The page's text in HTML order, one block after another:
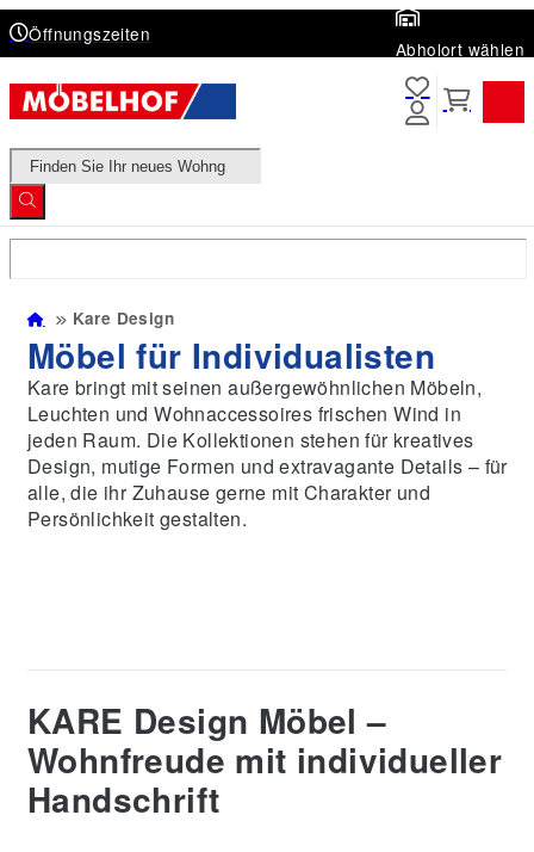
Öffnungszeiten
Abholort wählen
Products
search
Kare Design
Möbel für Individualisten
Kare bringt mit seinen außergewöhnlichen Möbeln,
Leuchten und Wohnaccessoires frischen Wind in
jeden Raum. Die Kollektionen stehen für kreatives
Design, mutige Formen und extravagante Details – für
alle, die ihr Zuhause gerne mit Charakter und
Persönlichkeit gestalten.
KARE Design Möbel –
Wohnfreude mit individueller
Handschrift